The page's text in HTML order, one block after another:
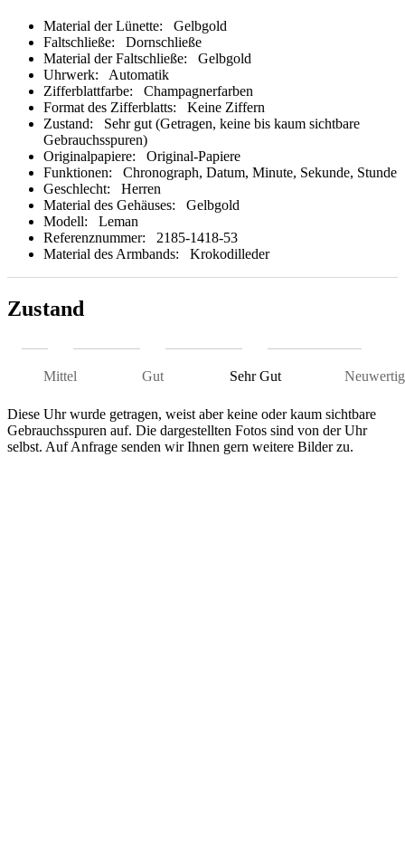
Material der Lünette:
Gelbgold
Faltschließe:
Dornschließe
Material der Faltschließe:
Gelbgold
Uhrwerk:
Automatik
Zifferblattfarbe:
Champagnerfarben
Format des Zifferblatts:
Keine Ziffern
Zustand:
Sehr gut (Getragen, keine bis kaum sichtbare
Gebrauchsspuren)
Originalpapiere:
Original-Papiere
Funktionen:
Chronograph, Datum, Minute, Sekunde, Stunde
Geschlecht:
Herren
Material des Gehäuses:
Gelbgold
Modell:
Leman
Referenznummer:
2185-1418-53
Material des Armbands:
Krokodilleder
Zustand
Mittel Gut Sehr Gut Neuwertig
Diese Uhr wurde getragen, weist aber keine oder kaum sichtbare
Gebrauchsspuren auf. Die dargestellten Fotos sind von der Uhr
selbst. Auf Anfrage senden wir Ihnen gern weitere Bilder zu.